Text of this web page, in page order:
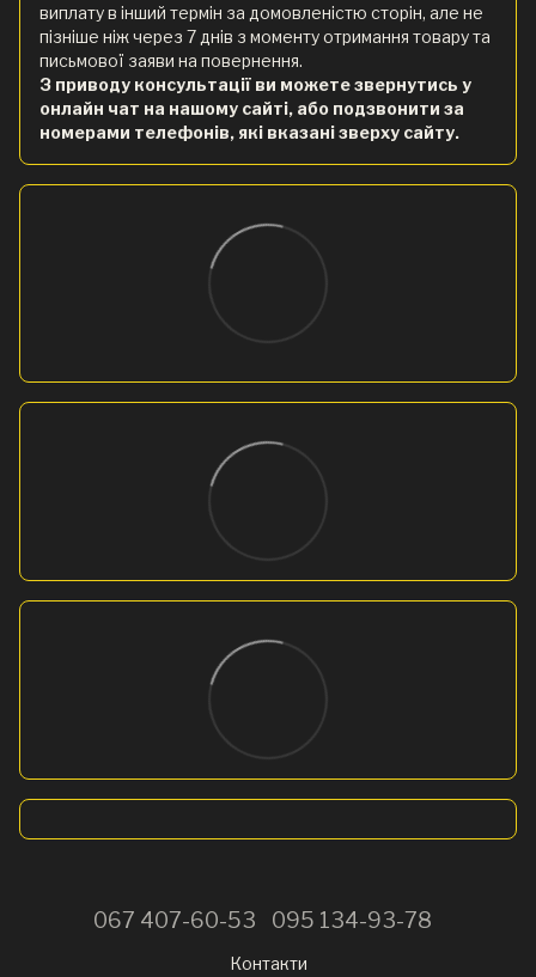
виплату в інший термін за домовленістю сторін, але не
пізніше ніж через 7 днів з моменту отримання товару та
письмової заяви на повернення.
З приводу консультації ви можете звернутись у
онлайн чат на нашому сайті, або подзвонити за
номерами телефонів, які вказані зверху сайту.
067 407-60-53 095 134-93-78
Контакти